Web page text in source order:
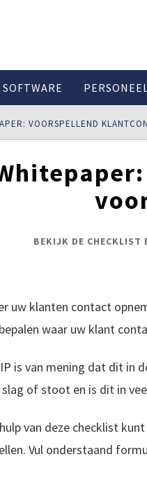
SOFTWARE
VOORSPELLEND
BEKIJK DE CHECKLIST
uw klanten contact
waar uw klant
IP is van mening dat dit in
slag of stoot en is dit in
van deze checklist
Vul onderstaand